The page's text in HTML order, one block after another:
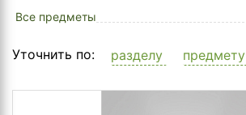
Все предметы
Уточнить по: разделу предмету